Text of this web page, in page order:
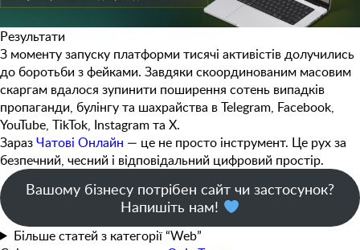
Результати
З моменту запуску платформи тисячі активістівдолучились
до боротьби з фейками. Завдяки скоординованим масовим
скаргам вдалося зупинити поширення сотень випадків
пропаганди, булінгу та шахрайства в Telegram, Facebook,
YouTube, TikTok, Instagram та X.
ЗаразЧатові Онлайн — це не просто інструмент. Це рух за
безпечний, чесний і відповідальний цифровий простір.
Вашому бізнесу потрібен сайт чи застосунок?
Напишіть нам!
Більше статей з категорії “Web”